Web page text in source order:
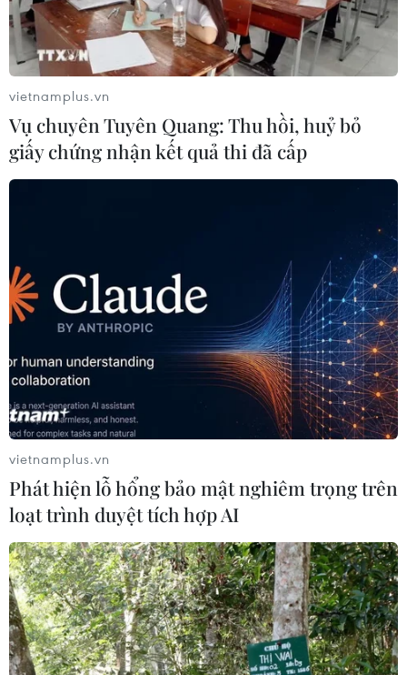
09/04/2026 07:29
Cuộc thi “Thử thách 21 ngày: Hành động xanh - chọn
tương lai xanh” đã thu hút hàng nghìn người tham gia,
đặc biệt là giới trẻ, với 1.500 video tham gia trên các
nền tảng mạng xã hội.
vietnamplus.vn
Vụ chuyên Tuyên Quang: Thu hồi, huỷ bỏ
giấy chứng nhận kết quả thi đã cấp
vietnamplus.vn
Phát hiện lỗ hổng bảo mật nghiêm trọng trên
loạt trình duyệt tích hợp AI